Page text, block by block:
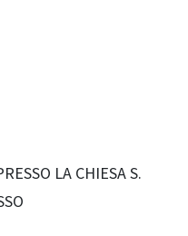
LA CHIESA S.